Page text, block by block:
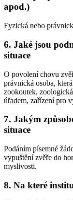
apod.)
Fyzická nebo
6. Jaké jsou
situace
O povolení chovu
právnická osoba,
zookoutek,
úřadem, zařízení pro
7. Jakým
situace
Podáním písemné
vypuštění zvěře do
myslivosti.
8. Na které